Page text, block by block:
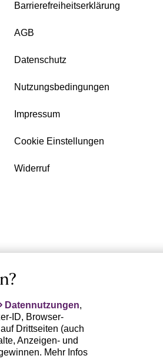
Barrierefreiheitserklärung
AGB
Datenschutz
Nutzungsbedingungen
Impressum
Cookie Einstellungen
Widerruf
Datennutzungen,
ID, Browser-
Drittseiten (auch
Anzeigen- und
Mehr Infos